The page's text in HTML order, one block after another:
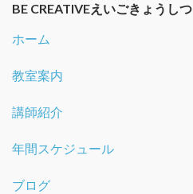
BE CREATIVEえいごきょうしつ
ホーム
教室案内
講師紹介
年間スケジュール
ブログ